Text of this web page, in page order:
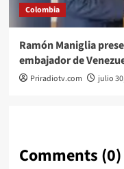
Colombia
Ramón Maniglia
embajador de
Priradiotv.com julio
Comments (0)